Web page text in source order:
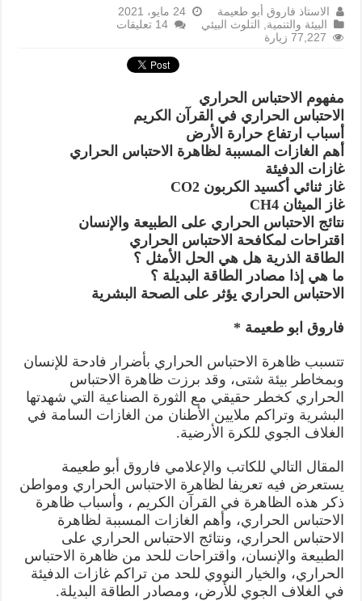
الاستاذ فاروق أبو طعيمة
24 مايو، 2021
البيئة والتنمية, التلوث البيئي
14 تعليقات
77,227 زيارة
مفهوم الاحتباس الحراري
الاحتباس الحراري في القرآن الكريم
أسباب ارتفاع حرارة الأرض
أهم الغازات المسببة لظاهرة الاحتباس الحراري
غازات الدفيئة
غاز ثنائي أكسيد الكربون CO2
غاز الميثان CH4
نتائج الاحتباس الحراري على الطبيعة والإنسان
اقتراحات لمكافحة الاحتباس الحراري
الطاقة الذرية هل هي الحل الأمثل ؟
ما هي إذا مصادر الطاقة البديلة ؟
الاحتباس الحراري يؤثر على الصحة البشرية
فاروق ابو طعيمة *
تتسبب ظاهرة الاحتباس الحراري بأضرار فادحة للإنسان
وبمخاطر بيئة شتى، وقد برزت ظاهرة الاحتباس
الحراري كخطر حقيقي مع الثورة الصناعية التي شهدتها
البشرية وتراكم ملايين الأطنان من الغازات السامة في
الغلاف الجوي للكرة الأرضية.
المقال التالي للكاتب والإعلامي فاروق أبو طعيمة
يستعرض فيه تعريفا لظاهرة الاحتباس الحراري ومواطن
ذكر هذه الظاهرة في القرآن الكريم ، وأسباب ظاهرة
الاحتباس الحراري، وأهم الغازات المسببة لظاهرة
الاحتباس الحراري، ونتائج الاحتباس الحراري على
الطبيعة والإنسان، واقتراحات للحد من ظاهرة الاحتباس
الحراري، والخيار النووي للحد من تراكم غازات الدفيئة
في الغلاف الجوي للأرض، ومصادر الطاقة البديلة.